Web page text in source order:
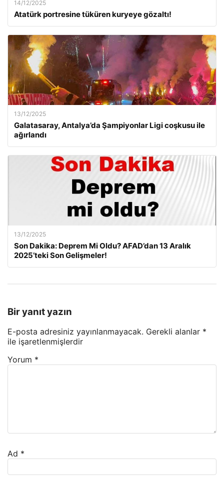
14/12/2025
Atatürk portresine tüküren kuryeye gözaltı!
13/12/2025
Galatasaray, Antalya’da Şampiyonlar Ligi coşkusu ile
ağırlandı
13/12/2025
Son Dakika: Deprem Mi Oldu? AFAD’dan 13 Aralık
2025’teki Son Gelişmeler!
Bir yanıt yazın
E-posta adresiniz yayınlanmayacak. Gerekli alanlar *
ile işaretlenmişlerdir
Yorum *
Ad *